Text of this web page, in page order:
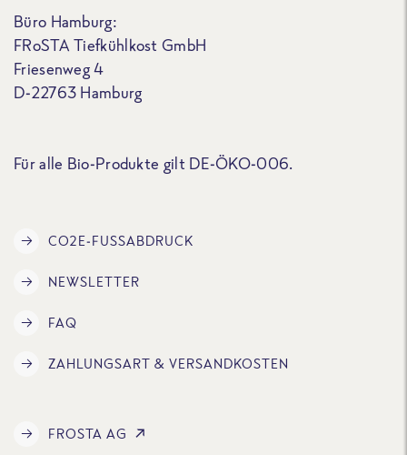
Büro Hamburg:
FRoSTA Tiefkühlkost GmbH
Friesenweg 4
D-22763 Hamburg
Für alle Bio-Produkte gilt DE-ÖKO-006.
CO2E-FUSSABDRUCK
NEWSLETTER
FAQ
ZAHLUNGSART & VERSANDKOSTEN
FROSTA AG